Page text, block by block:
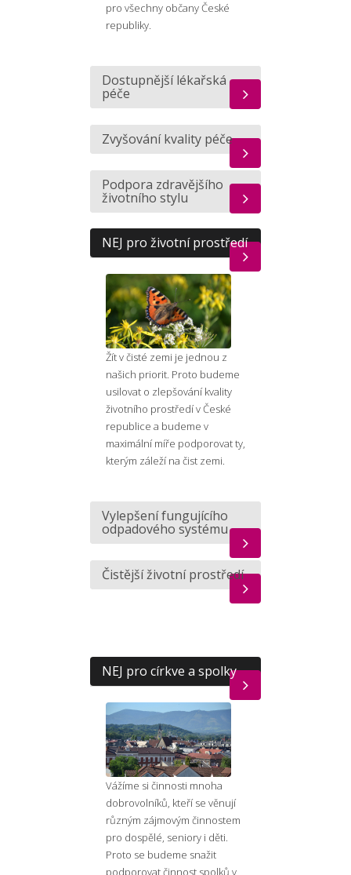
pro všechny občany České
republiky.
Dostupnější lékařská
péče
Zvyšování kvality péče
Podpora zdravějšího
životního stylu
NEJ pro životní prostředí
Žít v čisté zemi je jednou z
našich priorit. Proto budeme
usilovat o zlepšování kvality
životního prostředí v České
republice a budeme v
maximální míře podporovat ty,
kterým záleží na čist zemi.
Vylepšení fungujícího
odpadového systému
Čistější životní prostředí
NEJ pro církve a spolky
Vážíme si činnosti mnoha
dobrovolníků, kteří se věnují
různým zájmovým činnostem
pro dospělé, seniory i děti.
Proto se budeme snažit
podporovat činnost spolků v